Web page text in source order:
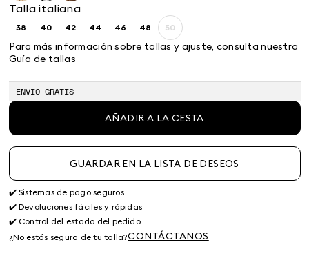
Talla italiana
38Size: 40Size:
40
42Size:44Size:
44
46Size:
46
48Size:
48
50Size:
50
Para más información sobre tallas y ajuste, consulta nuestra
Guía de tallas
ENVIO GRATIS
AÑADIR A LA CESTA
GUARDAR EN LA LISTA DE DESEOS
✔️ Sistemas de pago seguros
✔️ Devoluciones fáciles y rápidas
✔️ Control del estado del pedido
¿No estás segura de tu talla?CONTÁCTANOS